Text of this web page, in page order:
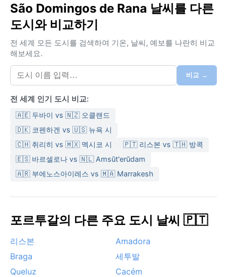
São Domingos de Rana 날씨를 다른
도시와 비교하기
전 세계 모든 도시를 검색하여 기온, 날씨, 예보를 나란히 비교
해보세요.
비교 →
전 세계 인기 도시 비교:
🇦🇪 두바이 vs 🇳🇿 오클랜드
🇩🇰 코펜하겐 vs 🇺🇸 뉴욕 시
🇨🇭 취리히 vs 🇲🇽 멕시코 시
🇵🇹 리스본 vs 🇹🇭 방콕
🇪🇸 바르셀로나 vs 🇳🇱 Amsŭt'erŭdam
🇦🇷 부에노스아이레스 vs 🇲🇦 Marrakesh
포르투갈의 다른 주요 도시 날씨 🇵🇹
리스본
Amadora
Braga
세투발
Queluz
Cacém